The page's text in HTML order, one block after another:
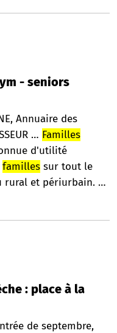
- seniors
Annuaire des
… Familles
d'utilité
familles sur tout le
rural et périurbain. …
: place à la
de septembre,